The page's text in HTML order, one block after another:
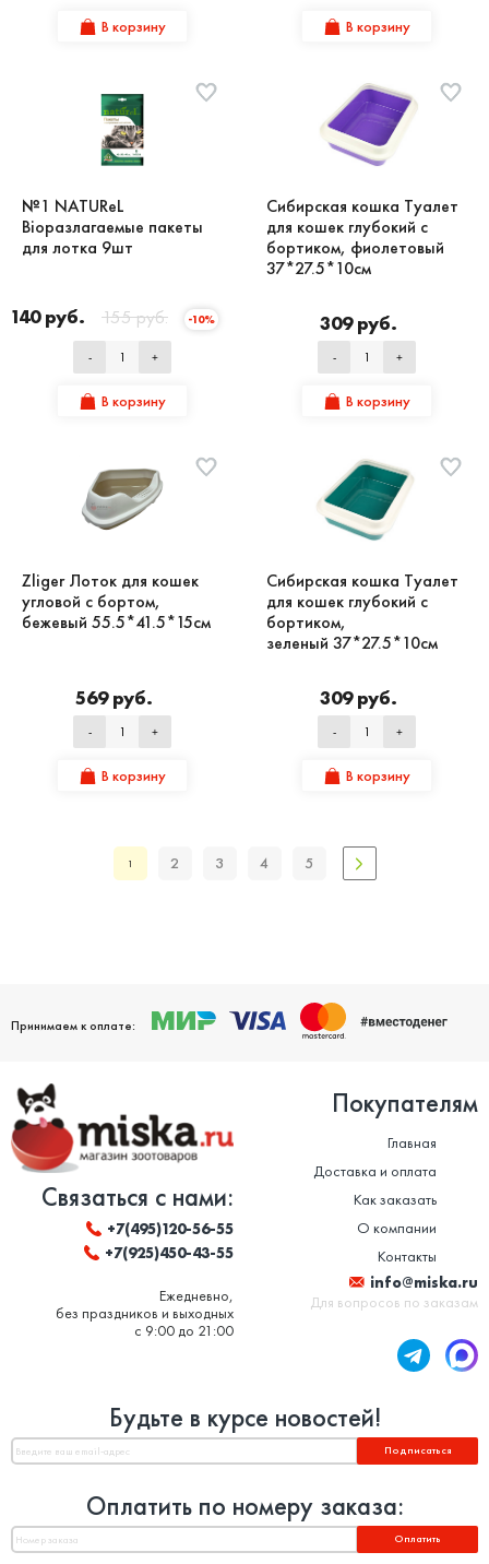
В корзину В корзину
№1 NATUReL
Bioразлагаемые пакеты
для лотка 9шт
140 руб. 155 руб. -10%
- +
В корзину
Сибирская кошка Туалет
для кошек глубокий с
бортиком, фиолетовый
37*27.5*10см
309 руб.
- +
В корзину
Zliger Лоток для кошек
угловой с бортом,
бежевый 55.5*41.5*15см
569 руб.
- +
В корзину
Сибирская кошка Туалет
для кошек глубокий с
бортиком,
зеленый 37*27.5*10см
309 руб.
- +
В корзину
1 2 3 4 5
Принимаем к оплате:
Связаться с нами:
+7(495)120-56-55
+7(925)450-43-55
Ежедневно,
без праздников и выходных
с 9:00 до 21:00
Покупателям
Главная
Доставка и оплата
Как заказать
О компании
Контакты
info@miska.ru
Для вопросов по заказам
Будьте в курсе новостей!
Подписаться
Оплатить по номеру заказа:
Оплатить